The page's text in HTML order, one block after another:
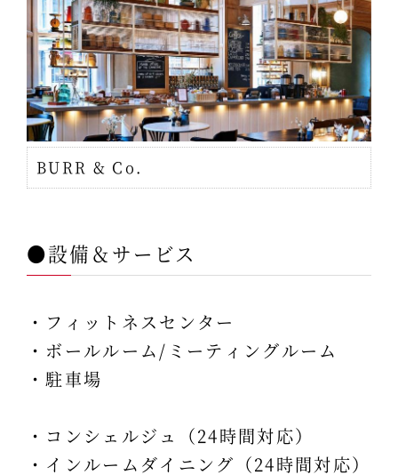
BURR & Co.
●設備＆サービス
・フィットネスセンター
・ボールルーム/ミーティングルーム
・駐車場
・コンシェルジュ（24時間対応）
・インルームダイニング（24時間対応）